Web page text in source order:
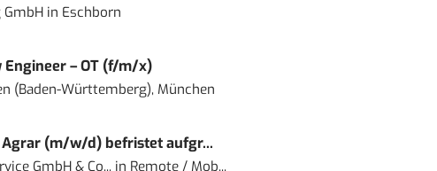
in Eschborn
– OT (f/m/x)
(Baden-Württemberg), München
(m/w/d) befristet aufgr...
GmbH & Co...in Remote / Mob...